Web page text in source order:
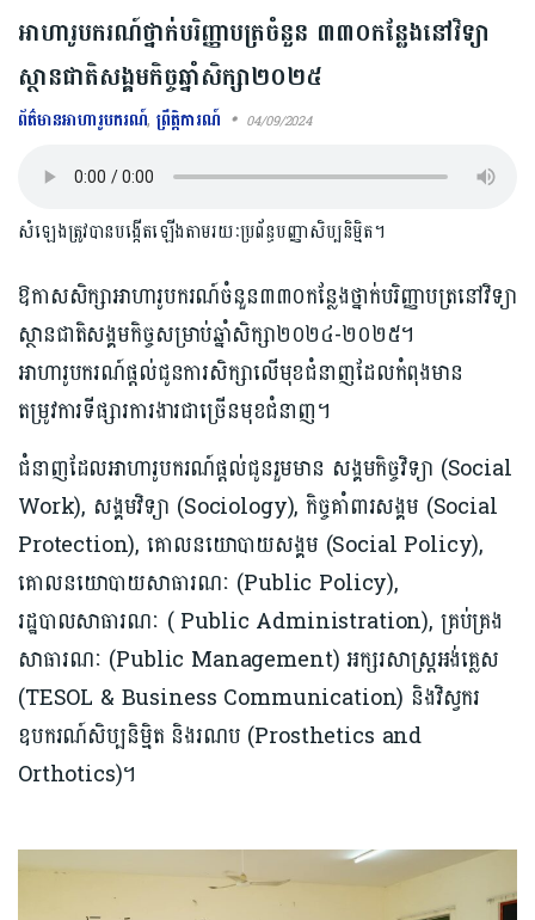
អាហារូបករណ៍ថ្នាក់បរិញ្ញាបត្រចំនួន ៣៣០កន្លែងនៅវិទ្យា
ស្ថានជាតិសង្គមកិច្ចឆ្នាំសិក្សា២០២៥
ព័ត៌មានអាហារូបករណ៍,ព្រឹត្តិការណ៍ 04/09/2024
សំឡេងត្រូវបានបង្កើតឡើងតាមរយៈប្រព័ន្ធបញ្ញាសិប្បនិម្មិត។
ឱកាសសិក្សាអាហារូបករណ៍ចំនួន៣៣០កន្លែងថ្នាក់បរិញ្ញាបត្រនៅវិទ្យា
ស្ថានជាតិសង្គមកិច្ចសម្រាប់ឆ្នាំសិក្សា២០២៤-២០២៥។
អាហារូបករណ៍ផ្ដល់ជូនការសិក្សាលើមុខជំនាញដែលកំពុងមាន
តម្រូវការទីផ្សារការងារជាច្រើនមុខជំនាញ។
ជំនាញដែលអាហារូបករណ៍ផ្ដល់ជូនរួមមាន សង្គមកិច្ចវិទ្យា (Social
Work), សង្គមវិទ្យា (Sociology), កិច្ចគាំពារសង្គម (Social
Protection), គោលនយោបាយសង្គម (Social Policy),
គោលនយោបាយសាធារណៈ (Public Policy),
រដ្ឋបាលសាធារណៈ ( Public Administration), គ្រប់គ្រង
សាធារណៈ (Public Management) អក្សរសាស្រ្តអង់គ្លេស
(TESOL & Business Communication) និងវិស្វករ
ឧបករណ៍សិប្បនិម្មិត​ និងរណប​ (Prosthetics and
Orthotics)។